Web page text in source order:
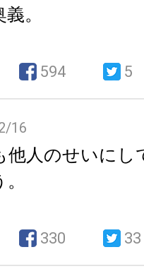
。
594 5
16
他人のせいにし
330 33